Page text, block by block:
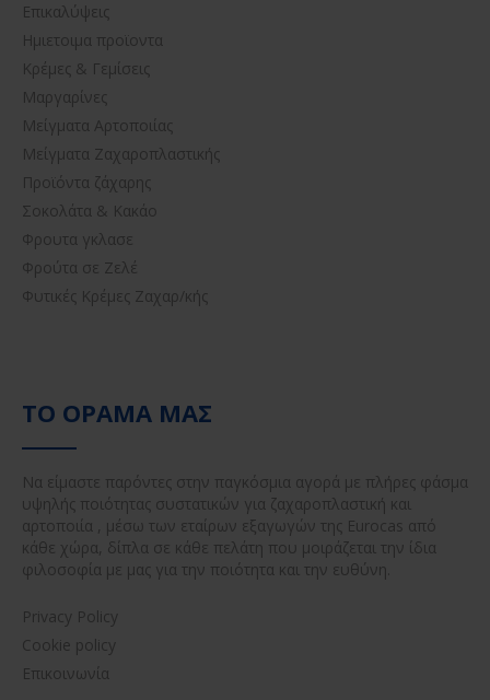
Επικαλύψεις
Ημιετοιμα προϊοντα
Κρέμες & Γεμίσεις
Μαργαρίνες
Μείγματα Αρτοποιίας
Μείγματα Ζαχαροπλαστικής
Προϊόντα ζάχαρης
Σοκολάτα & Κακάο
Φρουτα γκλασε
Φρούτα σε Ζελέ
Φυτικές Κρέμες Ζαχαρ/κής
ΤΟ ΌΡΑΜΆ ΜΑΣ
Να είμαστε παρόντες στην παγκόσμια αγορά με πλήρες φάσμα
υψηλής ποιότητας συστατικών για ζαχαροπλαστική και
αρτοποιία , μέσω των εταίρων εξαγωγών της Eurocas από
κάθε χώρα, δίπλα σε κάθε πελάτη που μοιράζεται την ίδια
φιλοσοφία με μας για την ποιότητα και την ευθύνη.
Privacy Policy
Cookie policy
Επικοινωνία